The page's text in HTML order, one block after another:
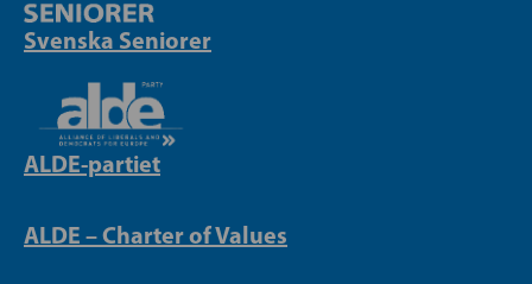
Svenska Seniorer
ALDE-partiet
ALDE – Charter of Values